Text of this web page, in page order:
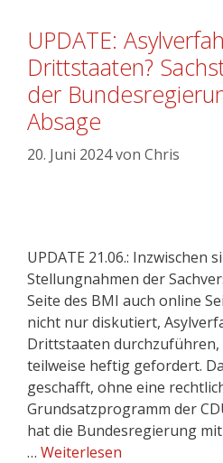
UPDATE:
Drittstaaten?
der
Absage
20. Juni 2024von Chris
UPDATE 21.06.: Inzwischen
Stellungnahmen der
Seite des BMI auch online
nicht nur diskutiert,
Drittstaaten
teilweise heftig gefordert.
geschafft, ohne eine
Grundsatzprogramm der
hat die Bundesregierung
… Weiterlesen